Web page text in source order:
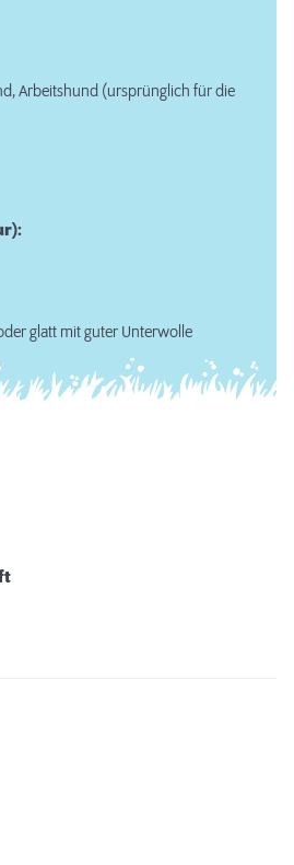
Arbeitshund (ursprünglich für die
glatt mit guter Unterwolle